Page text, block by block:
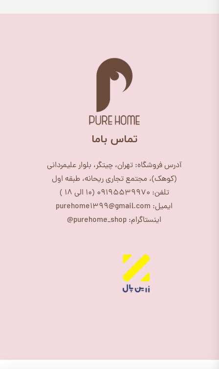
​تماس باما
آدرس فروشگاه: تهران، چیتگر، بلوار علیمردانی
(کوهک)، مجتمع تجاری ریحانه، طبقه اول
تلفن: 09195539970 (10 الی 18 )
ایمیل: purehome1399@gmail.com
اینستاگرام: purehome_shop@